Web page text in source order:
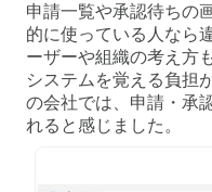
申請一覧や承認待ちの
的に使っている人なら
ーザーや組織の考え方
システムを覚える負担
の会社では、申請・承
れると感じました。